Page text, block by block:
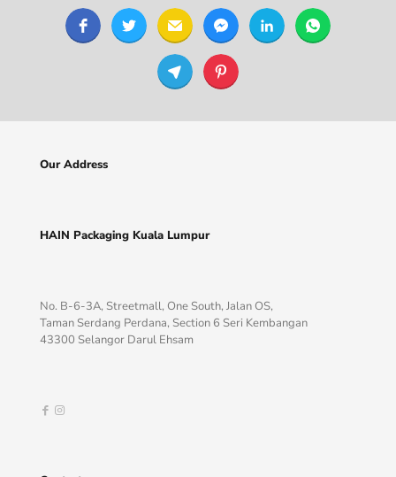
Our Address
HAIN Packaging Kuala Lumpur
No. B-6-3A, Streetmall, One South, Jalan OS,
Taman Serdang Perdana, Section 6 Seri Kembangan
43300 Selangor Darul Ehsam